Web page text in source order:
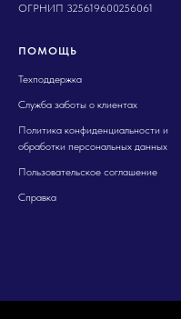
ОГРНИП 325619600256061
ПОМОЩЬ
Техподдержка
Служба заботы о клиентах
Политика конфиденциальности и
обработки персональных данных
Пользовательское соглашение
Справка